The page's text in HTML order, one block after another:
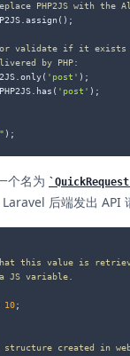
PHP2JS with the
or validate if it exists
by PHP:
'post'
'post' );
);
个名为 QuickRequest
后端发出 API
this value is
JS variable.
10;
created in